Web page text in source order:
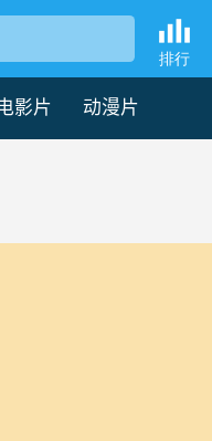
百家乐 排行
影片 动漫片